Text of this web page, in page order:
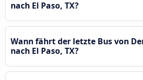
nach El Paso, TX?
Wann fährt der letzte Bus von
nach El Paso, TX?